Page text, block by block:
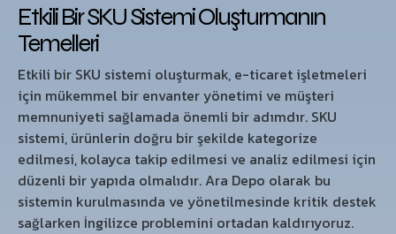
Etkili Bir SKU Sistemi Oluşturmanın
Temelleri
Etkili bir SKU sistemi oluşturmak, e-ticaret işletmeleri
için mükemmel bir envanter yönetimi ve müşteri
memnuniyeti sağlamada önemli bir adımdır. SKU
sistemi, ürünlerin doğru bir şekilde kategorize
edilmesi, kolayca takip edilmesi ve analiz edilmesi için
düzenli bir yapıda olmalıdır. Ara Depo olarak bu
sistemin kurulmasında ve yönetilmesinde kritik destek
sağlarken İngilizce problemini ortadan kaldırıyoruz.